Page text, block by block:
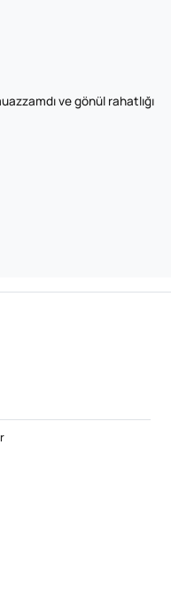
ve gönül rahatlığı